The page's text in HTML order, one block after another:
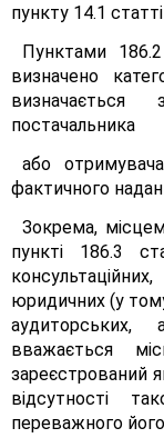
пункту 14.1
Пунктами
визначено
постачальника
або
фактичного
Зокрема,
пункті 186.3
юридичних (у
аудиторських,
вважається
зареєстрований
відсутності
переважного